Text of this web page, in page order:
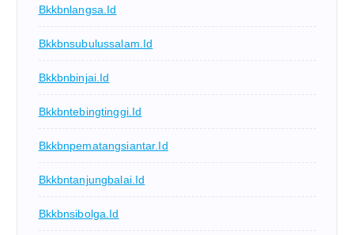
Bkkbnlangsa.id
Bkkbnsubulussalam.id
Bkkbnbinjai.id
Bkkbntebingtinggi.id
Bkkbnpematangsiantar.id
Bkkbntanjungbalai.id
Bkkbnsibolga.id